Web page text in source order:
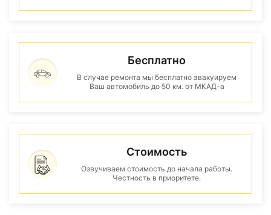
Бесплатно
В случае ремонта мы бесплатно эвакуируем
Ваш автомобиль до 50 км. от МКАД-а
Стоимость
Озвучиваем стоимость до начала работы.
Честность в приоритете.